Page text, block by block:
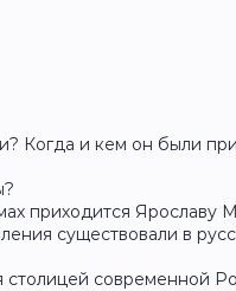
Когда и кем он были
приходится Ярославу
существовали в
столицей современной